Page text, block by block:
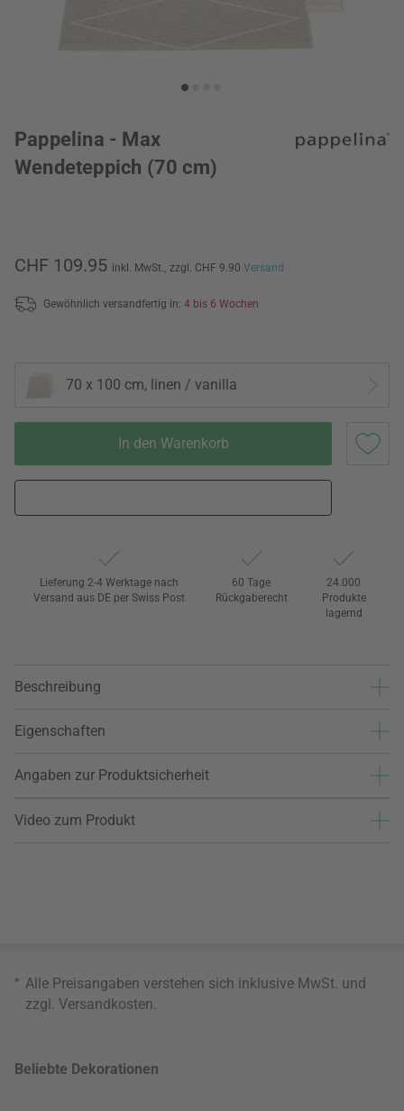
Pappelina - Max
Wendeteppich (70 cm)
CHF 109.95 inkl. MwSt., zzgl. CHF 9.90 Versand
Gewöhnlich versandfertig in: 4 bis 6 Wochen
70 x 100 cm, linen / vanilla
In den Warenkorb
Lieferung 2-4 Werktage nach
Versand aus DE per Swiss Post
60 Tage
Rückgaberecht
24.000
Produkte
lagernd
Beschreibung
Eigenschaften
Angaben zur Produktsicherheit
Video zum Produkt
* Alle Preisangaben verstehen sich inklusive MwSt. und
zzgl. Versandkosten
Beliebte Dekorationen